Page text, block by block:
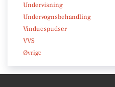
Undervisning
Undervognsbehandling
Vinduespudser
VVS
Øvrige